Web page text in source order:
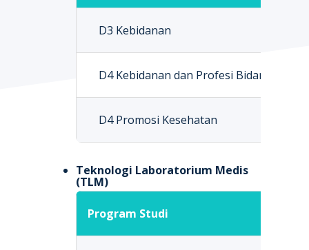
D3 Kebidanan
D4 Kebidanan dan Profesi Bidan
D4 Promosi Kesehatan
Teknologi Laboratorium Medis
(TLM)
Program Studi